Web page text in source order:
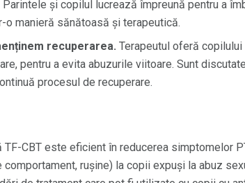
Parintele și copilul lucrează împreună pentru a
manieră sănătoasă și terapeutică.
recuperarea. Terapeutul oferă
pentru a evita abuzurile viitoare. Sunt
procesul de recuperare.
TF-CBT este eficient în reducerea simptomelor
rușine) la copii expuși la abuz